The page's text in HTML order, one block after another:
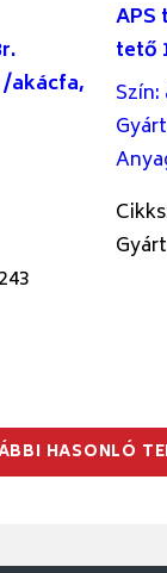
/akácfa,
APS
tető
Szín:
HASONLÓ